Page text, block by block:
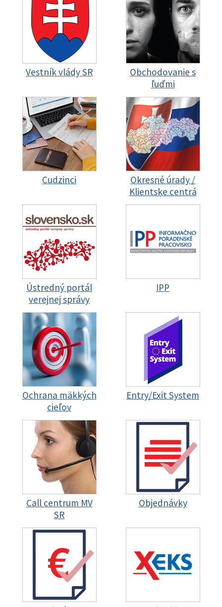
Vestník vlády SR
Obchodovanie s
ľuďmi
Cudzinci
Okresné úrady /
Klientske centrá
Ústredný portál
verejnej správy
IPP
Ochrana mäkkých
cieľov
Entry/Exit System
Call centrum MV
SR
Objednávky